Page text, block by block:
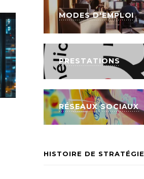
MODES D'EMPLOI
PRESTATIONS
RÉSEAUX SOCIAUX
HISTOIRE DE STRATÉGIE